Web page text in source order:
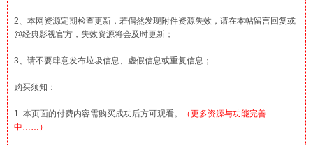
2、本网资源定期检查更新，若偶然发现附件资源失效，请在本帖留言回复或
@经典影视官方，失效资源将会及时更新；
3、请不要肆意发布垃圾信息、虚假信息或重复信息；
购买须知：
1. 本页面的付费内容需购买成功后方可观看。
（更多资源与功能完善
中……）